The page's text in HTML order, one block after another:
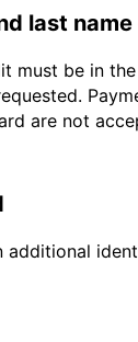
last
must be in
are not